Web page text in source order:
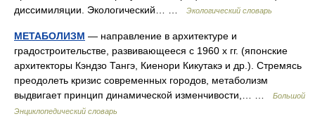
диссимиляции. Экологический… …
Экологический словарь
МЕТАБОЛИЗМ — направление в архитектуре и
градостроительстве, развивающееся с 1960 х гг. (японские
архитекторы Кэндзо Тангэ, Киенори Кикутакэ и др.). Стремясь
преодолеть кризис современных городов, метаболизм
выдвигает принцип динамической изменчивости,… …
Большой
Энциклопедический словарь